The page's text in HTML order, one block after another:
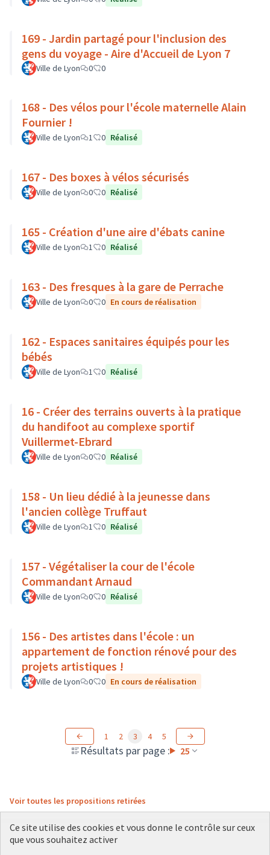
169 - Jardin partagé pour l'inclusion des
gens du voyage - Aire d'Accueil de Lyon 7
Ville de Lyon 0 0
168 - Des vélos pour l'école maternelle Alain
Fournier !
Ville de Lyon 1 0 Réalisé
167 - Des boxes à vélos sécurisés
Ville de Lyon 0 0 Réalisé
165 - Création d'une aire d'ébats canine
Ville de Lyon 1 0 Réalisé
163 - Des fresques à la gare de Perrache
Ville de Lyon 0 0 En cours de réalisation
162 - Espaces sanitaires équipés pour les
bébés
Ville de Lyon 1 0 Réalisé
16 - Créer des terrains ouverts à la pratique
du handifoot au complexe sportif
Vuillermet-Ebrard
Ville de Lyon 0 0 Réalisé
158 - Un lieu dédié à la jeunesse dans
l'ancien collège Truffaut
Ville de Lyon 1 0 Réalisé
157 - Végétaliser la cour de l'école
Commandant Arnaud
Ville de Lyon 0 0 Réalisé
156 - Des artistes dans l'école : un
appartement de fonction rénové pour des
projets artistiques !
Ville de Lyon 0 0 En cours de réalisation
Résultats par page : 25
1 2 3 4 5
Voir toutes les propositions retirées
Ce site utilise des cookies et vous donne le contrôle sur ceux
que vous souhaitez activer